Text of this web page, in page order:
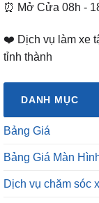
⏰ Mở Cửa 08h -
❤️ Dịch vụ làm xe
tỉnh thành
DANH MỤC
Bảng Giá
Bảng Giá Màn
Dịch vụ chăm sóc